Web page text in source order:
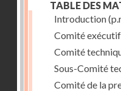
TABLE DES
Introduction
Comité exécutif
Comité
Sous-Comité
Comité de la